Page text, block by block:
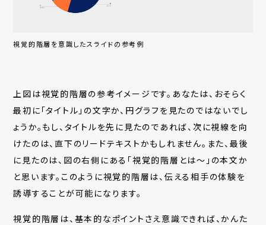
視覚的階層を意識したスライドの参考例
上図は視覚的階層の参考イメージです。あなたは、おそらく
最初に「タイトル」の文字か、円グラフを見たのではないでし
ょうか。もし、タイトルを先に見たのであれば、次に視線を向
けたのは、直下のリードテキストかもしれません。また、最後
に見たのは、図の右側にある「視覚的階層とは〜」の本文か
と思います。このように視覚的階層は、伝える相手の体験を
誘導することが可能になります。
視覚的階層は、基本的なポイントさえ意識できれば、かんた